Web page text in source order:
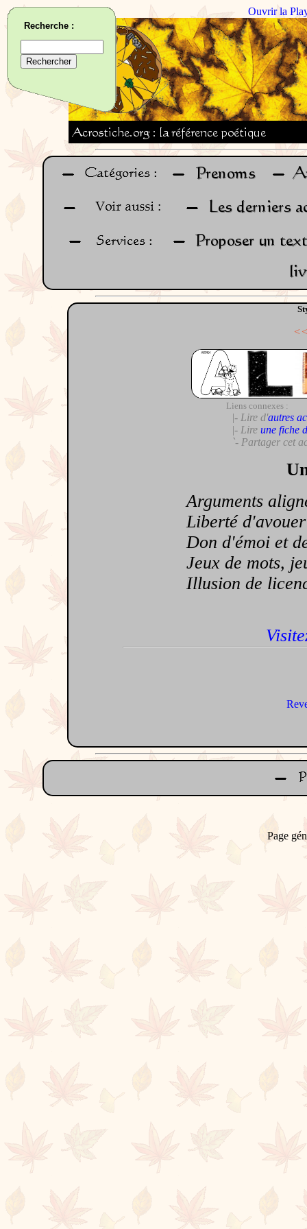
Ouvrir la
Liens connexes :
|- Lire d'autres
|- Lire une fiche
`- Partager cet
Arguments
Liberté d'avouer
Don d'émoi et
Jeux de mots,
Illusion de
Recherche :
Page